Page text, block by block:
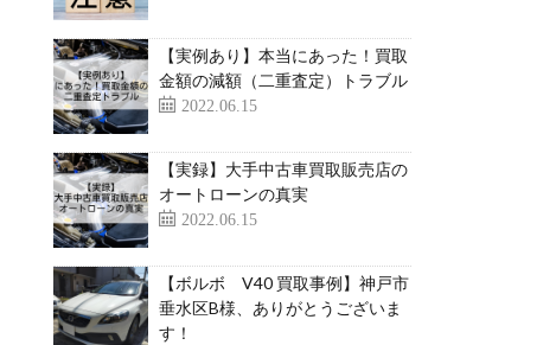
【実例あり】本当にあった！買取
金額の減額（二重査定）トラブル
2022.06.15
【実録】大手中古車買取販売店の
オートローンの真実
2022.06.15
【ボルボ V40 買取事例】神戸市
垂水区B様、ありがとうございま
す！